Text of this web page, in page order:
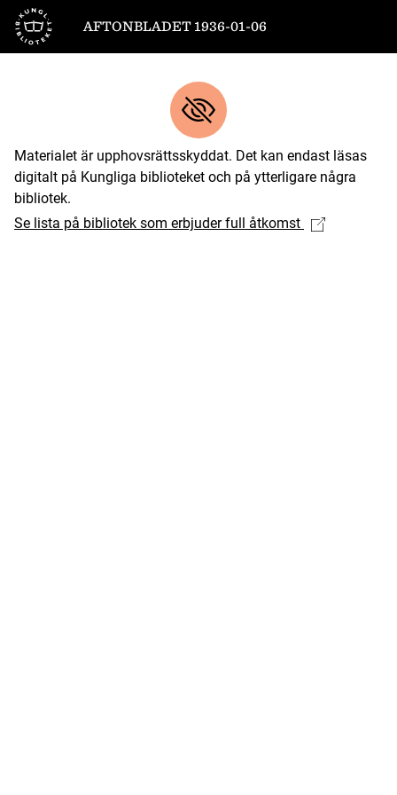
Till startsidan
AFTONBLADET 1936-01-06
Materialet är upphovsrättsskyddat. Det kan endast läsas
digitalt på Kungliga biblioteket och på ytterligare några
bibliotek.
Se lista på bibliotek som erbjuder full åtkomst